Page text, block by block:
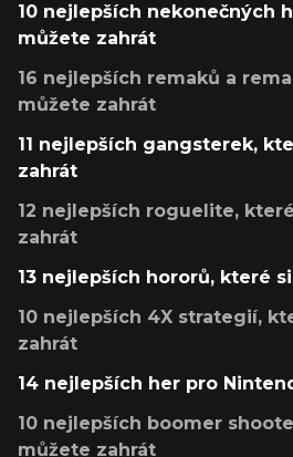
10 nejlepších nekonečných
můžete zahrát
16 nejlepších remaků a
můžete zahrát
11 nejlepších gangsterek,
zahrát
12 nejlepších roguelite,
zahrát
13 nejlepších hororů, které
10 nejlepších 4X strategií,
zahrát
14 nejlepších her pro
10 nejlepších boomer
můžete zahrát